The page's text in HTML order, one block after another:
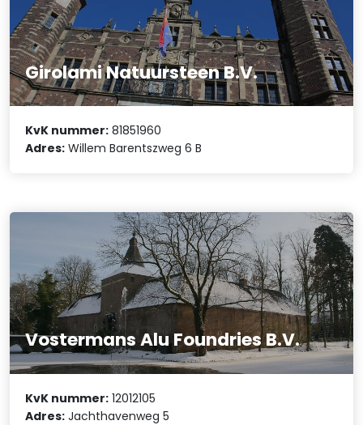
Girolami Natuursteen B.V.
KvK nummer: 81851960
Adres: Willem Barentszweg 6 B
Vostermans Alu Foundries B.V.
KvK nummer: 12012105
Adres: Jachthavenweg 5